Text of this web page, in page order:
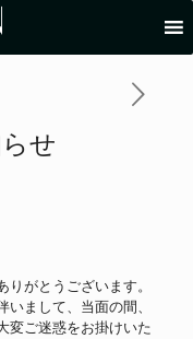
せ
がとうございます。
まして、当面の間、
変ご迷惑をお掛けいた